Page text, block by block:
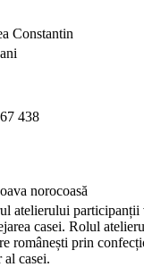
Constantin
438
norocoasă
atelierului
casei. Rolul
românești prin
al casei.